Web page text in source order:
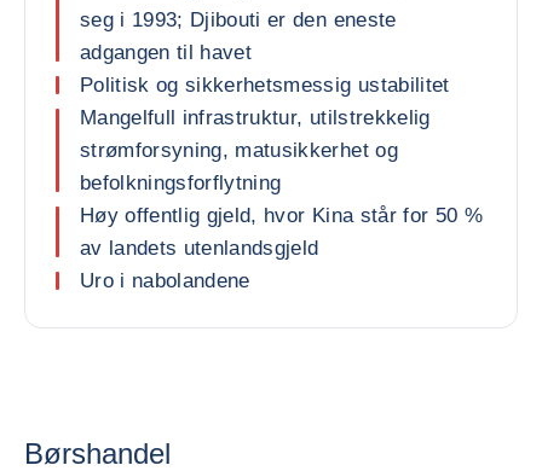
seg i 1993; Djibouti er den eneste
adgangen til havet
Politisk og sikkerhetsmessig ustabilitet
Mangelfull infrastruktur, utilstrekkelig
strømforsyning, matusikkerhet og
befolkningsforflytning
Høy offentlig gjeld, hvor Kina står for 50 %
av landets utenlandsgjeld
Uro i nabolandene
Børshandel